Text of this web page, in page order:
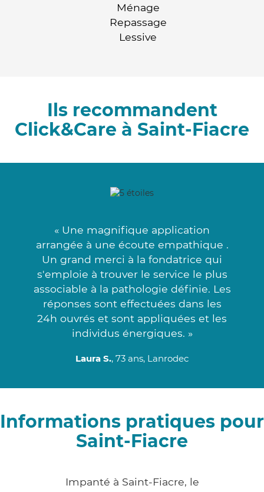
Ménage
Repassage
Lessive
Ils recommandent
Click&Care à Saint-Fiacre
« Une magnifique application
arrangée à une écoute empathique .
Un grand merci à la fondatrice qui
s'emploie à trouver le service le plus
associable à la pathologie définie. Les
réponses sont effectuées dans les
24h ouvrés et sont appliquées et les
individus énergiques. »
Laura S., 73 ans, Lanrodec
Informations pratiques pour
Saint-Fiacre
Impanté à Saint-Fiacre, le